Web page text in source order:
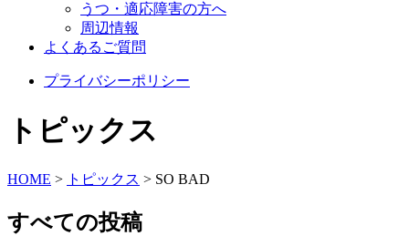
うつ・適応障害の方へ
周辺情報
よくあるご質問
プライバシーポリシー
トピックス
HOME > トピックス > SO BAD
すべての投稿